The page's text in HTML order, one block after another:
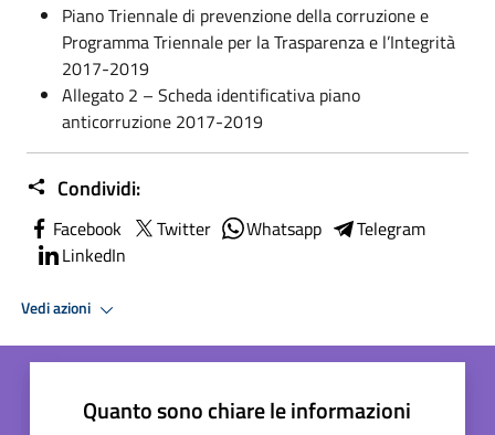
Piano Triennale di prevenzione della corruzione e
Programma Triennale per la Trasparenza e l’Integrità
2017-2019
Allegato 2 – Scheda identificativa piano
anticorruzione 2017-2019
Condividi:
Facebook Twitter Whatsapp
Telegram
LinkedIn
Vedi azioni
Quanto sono chiare le informazioni